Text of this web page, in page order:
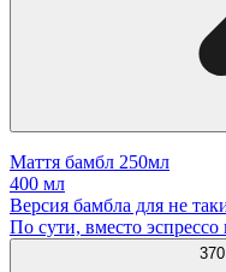
Маття бамбл 250мл
400 мл
Версия бамбла для не
По сути, вместо